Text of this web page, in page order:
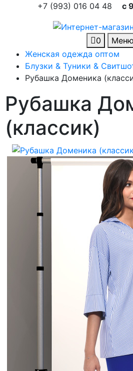
+7 (993) 016 04 48 c
0
Меню
Женская одежда оптом
Блузки & Туники &
Рубашка Доменика
Рубашка
(классик)